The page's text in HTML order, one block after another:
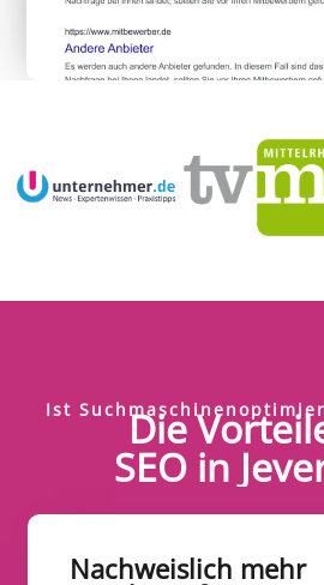
Ist Die
SEO in
Nachweislich mehr